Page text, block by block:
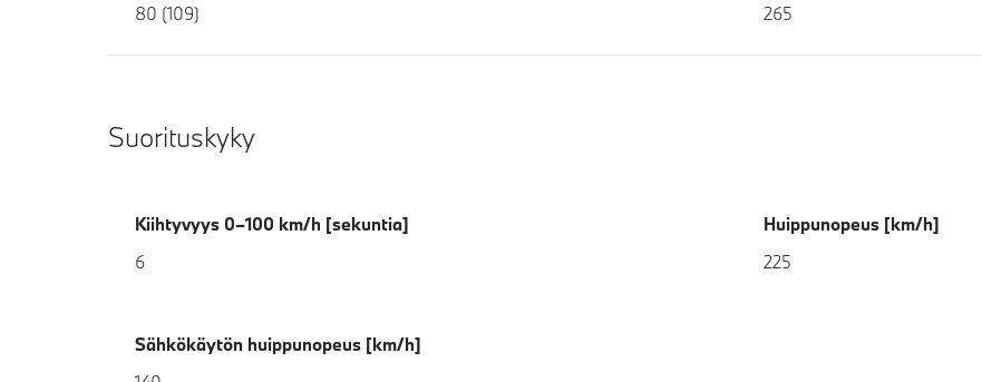
80 (109)
265
Suorituskyky
Kiihtyvyys 0–100 km/h [sekuntia]
6
Huippunopeus [km/h]
225
Sähkökäytön huippunopeus [km/h]